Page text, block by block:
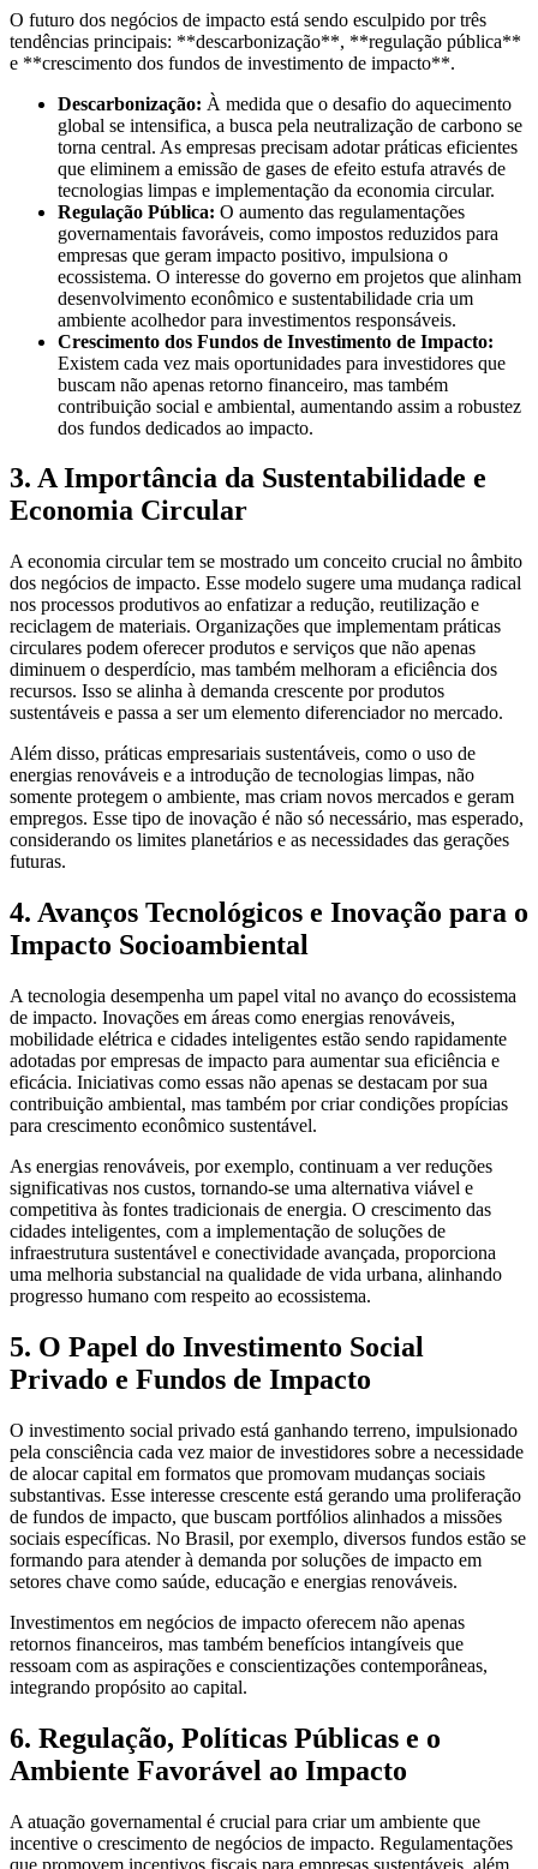
O futuro dos negócios de impacto está sendo esculpido por três
tendências principais: **descarbonização**, **regulação pública**
e **crescimento dos fundos de investimento de impacto**.
Descarbonização: À medida que o desafio do aquecimento
global se intensifica, a busca pela neutralização de carbono se
torna central. As empresas precisam adotar práticas eficientes
que eliminem a emissão de gases de efeito estufa através de
tecnologias limpas e implementação da economia circular.
Regulação Pública: O aumento das regulamentações
governamentais favoráveis, como impostos reduzidos para
empresas que geram impacto positivo, impulsiona o
ecossistema. O interesse do governo em projetos que alinham
desenvolvimento econômico e sustentabilidade cria um
ambiente acolhedor para investimentos responsáveis.
Crescimento dos Fundos de Investimento de Impacto:
Existem cada vez mais oportunidades para investidores que
buscam não apenas retorno financeiro, mas também
contribuição social e ambiental, aumentando assim a robustez
dos fundos dedicados ao impacto.
3. A Importância da Sustentabilidade e
Economia Circular
A economia circular tem se mostrado um conceito crucial no âmbito
dos negócios de impacto. Esse modelo sugere uma mudança radical
nos processos produtivos ao enfatizar a redução, reutilização e
reciclagem de materiais. Organizações que implementam práticas
circulares podem oferecer produtos e serviços que não apenas
diminuem o desperdício, mas também melhoram a eficiência dos
recursos. Isso se alinha à demanda crescente por produtos
sustentáveis e passa a ser um elemento diferenciador no mercado.
Além disso, práticas empresariais sustentáveis, como o uso de
energias renováveis e a introdução de tecnologias limpas, não
somente protegem o ambiente, mas criam novos mercados e geram
empregos. Esse tipo de inovação é não só necessário, mas esperado,
considerando os limites planetários e as necessidades das gerações
futuras.
4. Avanços Tecnológicos e Inovação para o
Impacto Socioambiental
A tecnologia desempenha um papel vital no avanço do ecossistema
de impacto. Inovações em áreas como energias renováveis,
mobilidade elétrica e cidades inteligentes estão sendo rapidamente
adotadas por empresas de impacto para aumentar sua eficiência e
eficácia. Iniciativas como essas não apenas se destacam por sua
contribuição ambiental, mas também por criar condições propícias
para crescimento econômico sustentável.
As energias renováveis, por exemplo, continuam a ver reduções
significativas nos custos, tornando-se uma alternativa viável e
competitiva às fontes tradicionais de energia. O crescimento das
cidades inteligentes, com a implementação de soluções de
infraestrutura sustentável e conectividade avançada, proporciona
uma melhoria substancial na qualidade de vida urbana, alinhando
progresso humano com respeito ao ecossistema.
5. O Papel do Investimento Social
Privado e Fundos de Impacto
O investimento social privado está ganhando terreno, impulsionado
pela consciência cada vez maior de investidores sobre a necessidade
de alocar capital em formatos que promovam mudanças sociais
substantivas. Esse interesse crescente está gerando uma proliferação
de fundos de impacto, que buscam portfólios alinhados a missões
sociais específicas. No Brasil, por exemplo, diversos fundos estão se
formando para atender à demanda por soluções de impacto em
setores chave como saúde, educação e energias renováveis.
Investimentos em negócios de impacto oferecem não apenas
retornos financeiros, mas também benefícios intangíveis que
ressoam com as aspirações e conscientizações contemporâneas,
integrando propósito ao capital.
6. Regulação, Políticas Públicas e o
Ambiente Favorável ao Impacto
A atuação governamental é crucial para criar um ambiente que
incentive o crescimento de negócios de impacto. Regulamentações
que promovem incentivos fiscais para empresas sustentáveis, além